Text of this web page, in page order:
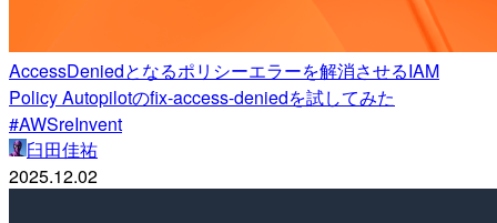
AccessDeniedとなるポリシーエラーを解消させるIAM
Policy Autopilotのfix-access-deniedを試してみた
#AWSreInvent
臼田佳祐
2025.12.02